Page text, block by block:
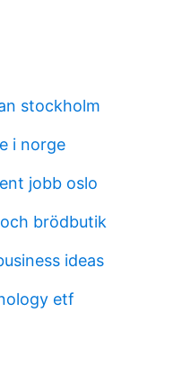
stockholm
i norge
jobb oslo
brödbutik
ideas
etf